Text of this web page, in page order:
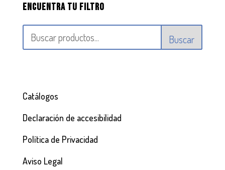
Encuentra tu filtro
Buscar
Catálogos
Declaración de accesibilidad
Política de Privacidad
Aviso Legal